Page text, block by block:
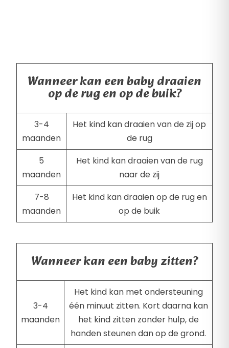
Wanneer kan een baby draaien
op de rug en op de buik?
3-4
maanden
Het kind kan draaien van de zij op
de rug
5
maanden
Het kind kan draaien van de rug
naar de zij
7-8
maanden
Het kind kan draaien op de rug en
op de buik
Wanneer kan een baby zitten?
3-4
maanden
Het kind kan met ondersteuning
één minuut zitten. Kort daarna kan
het kind zitten zonder hulp, de
handen steunen dan op de grond.